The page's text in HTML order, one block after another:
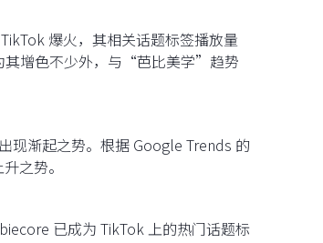
爆火，其相关话题标签播放量
其增色不少外，与“芭比美学”趋势
渐起之势。根据 Google Trends 的
之势。
已成为 TikTok 上的热门话题标